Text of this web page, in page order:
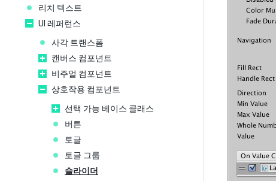
리치 텍스트
UI 레퍼런스
사각 트랜스폼
캔버스 컴포넌트
비주얼 컴포넌트
상호작용 컴포넌트
선택 가능 베이스 클래스
버튼
토글
토글 그룹
슬라이더